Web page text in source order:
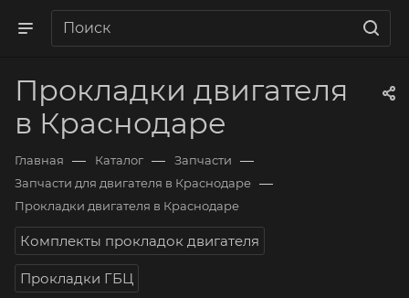
Прокладки двигателя
в Краснодаре
Главная — Каталог — Запчасти —
Запчасти для двигателя в Краснодаре —
Прокладки двигателя в Краснодаре
Комплекты прокладок двигателя
Прокладки ГБЦ